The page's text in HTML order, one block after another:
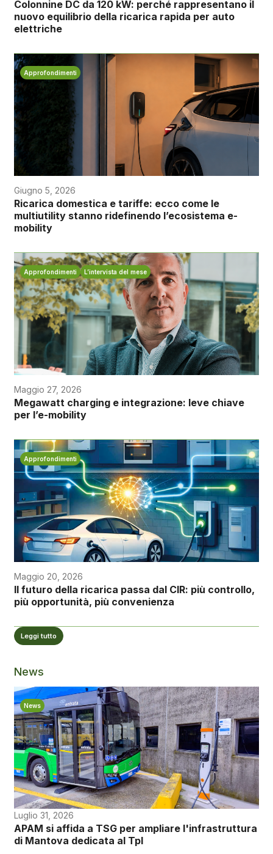
Colonnine DC da 120 kW: perché rappresentano il
nuovo equilibrio della ricarica rapida per auto
elettriche
Approfondimenti
Giugno 5, 2026
Ricarica domestica e tariffe: ecco come le
multiutility stanno ridefinendo l’ecosistema e-
mobility
Approfondimenti L’intervista del mese
Maggio 27, 2026
Megawatt charging e integrazione: leve chiave
per l’e-mobility
Approfondimenti
Maggio 20, 2026
Il futuro della ricarica passa dal CIR: più controllo,
più opportunità, più convenienza
Leggi tutto
News
News
Luglio 31, 2026
APAM si affida a TSG per ampliare l'infrastruttura
di Mantova dedicata al Tpl